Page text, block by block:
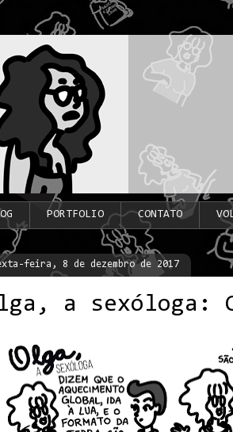
PORTFOLIO CONTATO
feira, 8 de dezembro de 2017
a sexóloga: